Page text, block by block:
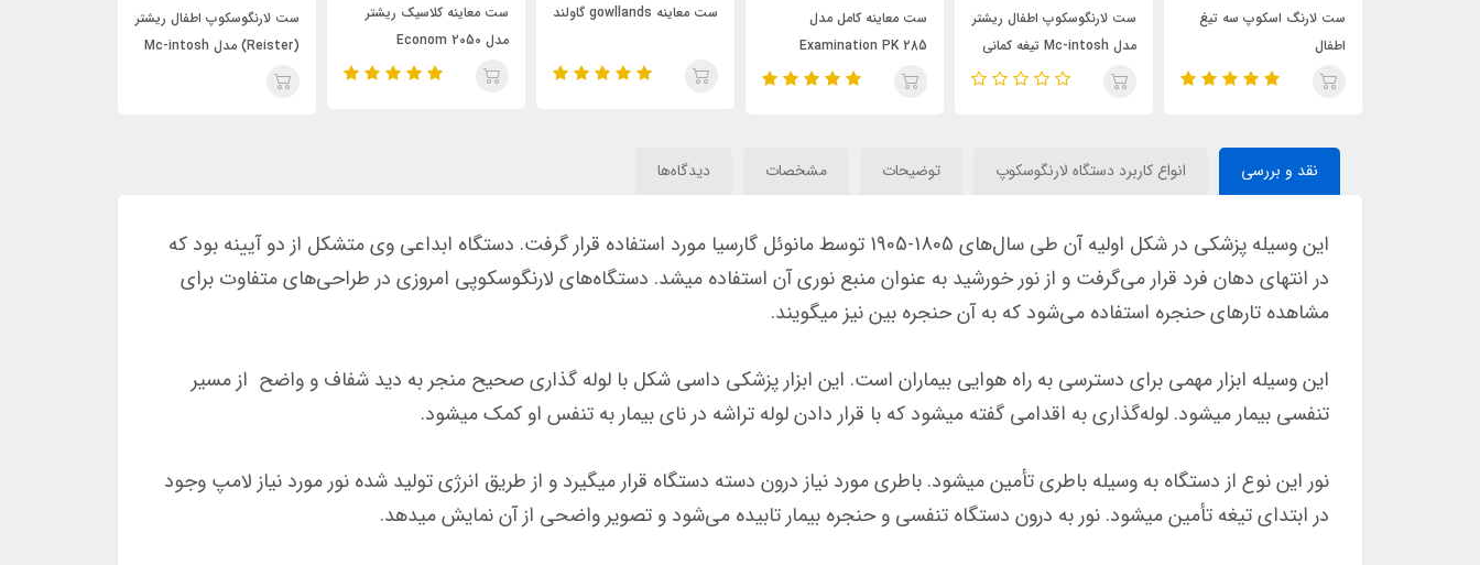
ست لارنگ اسکوپ سه تیغ
اطفال
ست لارنگوسکوپ اطفال ریشتر
مدل Mc-intosh تیغه کمانی
7050
ست معاینه کامل مدل
Examination PK 285
ست معاینه gowllands گاولند
ست معاینه کلاسیک ریشتر
مدل Econom 2050
ست لارنگوسکوپ اطفال ریشتر
(Reister) مدل Mc-intosh
تیغه کمانی 7050
نقد و بررسی انواع کاربرد دستگاه لارنگوسکوپ توضیحات مشخصات دیدگاه‌ها
این وسیله پزشکی در شکل اولیه آن طی سال‌های 1805-1905 توسط مانوئل گارسیا مورد استفاده قرار گرفت. دستگاه ابداعی وی متشکل از دو آیینه بود که
در انتهای دهان فرد قرار می‌گرفت و از نور خورشید به عنوان منبع نوری آن استفاده می­شد. دستگاه‌های لارنگوسکوپی امروزی در طراحی‌های متفاوت برای
مشاهده تارهای حنجره استفاده می‌شود که به آن حنجره بین نیز می­گویند.
این وسیله ابزار مهمی برای دسترسی به راه هوایی بیماران است. این ابزار پزشکی داسی شکل با لوله گذاری صحیح منجر به دید شفاف و واضح از مسیر
تنفسی بیمار می­شود. لوله‌گذاری به اقدامی گفته می­شود که با قرار دادن لوله تراشه در نای بیمار به تنفس او کمک می­شود.
نور این نوع از دستگاه به وسیله باطری تأمین می­شود. باطری مورد نیاز درون دسته دستگاه قرار می­گیرد و از طریق انرژی تولید شده نور مورد نیاز لامپ وجود
در ابتدای تیغه تأمین می­شود. نور به درون دستگاه تنفسی و حنجره بیمار تابیده می‌شود و تصویر واضحی از آن نمایش می­دهد.